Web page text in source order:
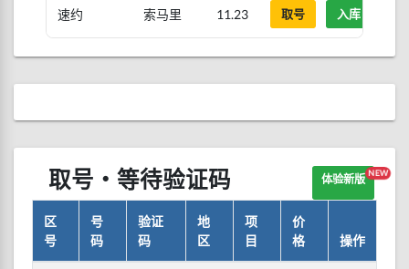
速约 索马里 11.23 取号 入库
取号・等待验证码 体验新版 NEW
区
号
号
码
验证
码
地
区
项
目
价
格
操作